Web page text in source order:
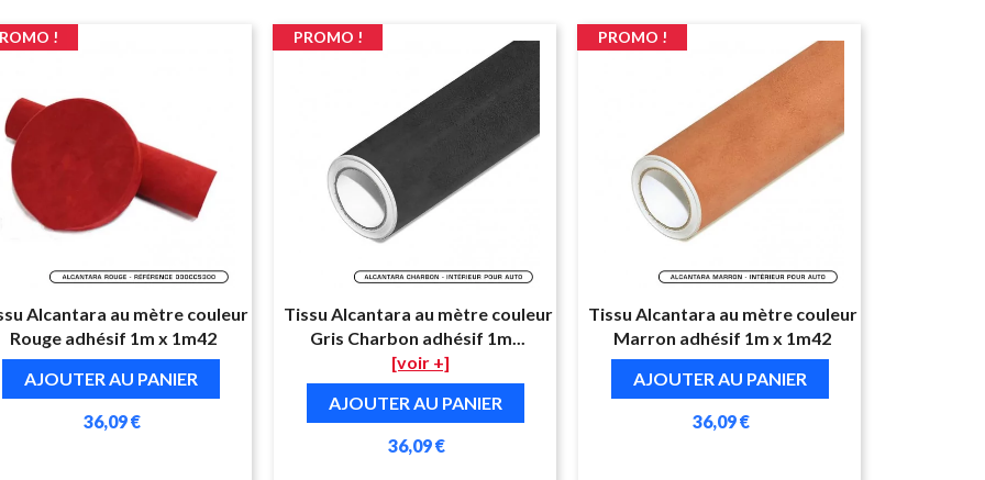
Alcantara au mètre couleur
Rouge adhésif 1m x 1m42
AJOUTER AU PANIER
36,09 €
!
Tissu Alcantara au mètre couleur
Gris Charbon adhésif 1m...
[voir +]
AJOUTER AU PANIER
36,09 €
PROMO !
Tissu Alcantara au mètre couleur
Marron adhésif 1m x 1m42
AJOUTER AU PANIER
36,09 €
PROMO !